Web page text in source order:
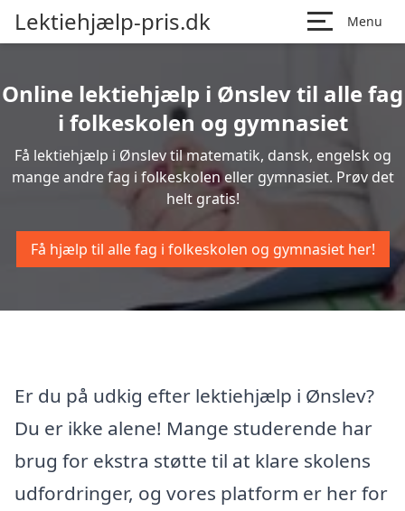
Lektiehjælp-pris.dk Menu
Online lektiehjælp i Ønslev til alle fag
i folkeskolen og gymnasiet
Få lektiehjælp i Ønslev til matematik, dansk, engelsk og
mange andre fag i folkeskolen eller gymnasiet. Prøv det
helt gratis!
Få hjælp til alle fag i folkeskolen og gymnasiet her!
Er du på udkig efter lektiehjælp i Ønslev?
Du er ikke alene! Mange studerende har
brug for ekstra støtte til at klare skolens
udfordringer, og vores platform er her for